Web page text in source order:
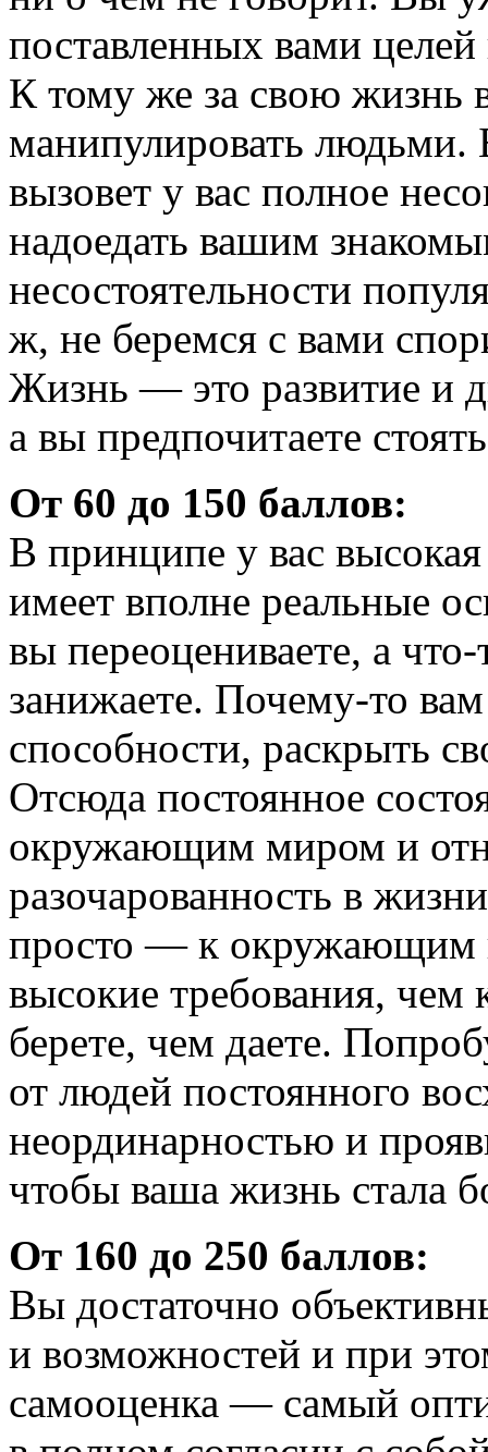
поставленных вами
К тому же за свою жизнь
манипулировать людьми.
вызовет у вас полное
надоедать вашим
несостоятельности
ж, не беремся с вами
Жизнь — это развитие и
а вы предпочитаете
От 60 до 150 баллов:
В принципе у вас
имеет вполне реальные
вы переоцениваете, а
занижаете. Почему-то вам
способности, раскрыть
Отсюда постоянное
окружающим миром и
разочарованность в
просто — к окружающим
высокие требования,
берете, чем даете.
от людей постоянного
неординарностью и
чтобы ваша жизнь стала
От 160 до 250 баллов:
Вы достаточно
и возможностей и при
самооценка — самый